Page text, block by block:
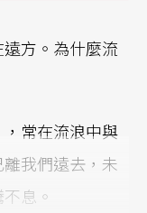
遠方。為什麼流
常在流浪中與
我們遠去，未
息。